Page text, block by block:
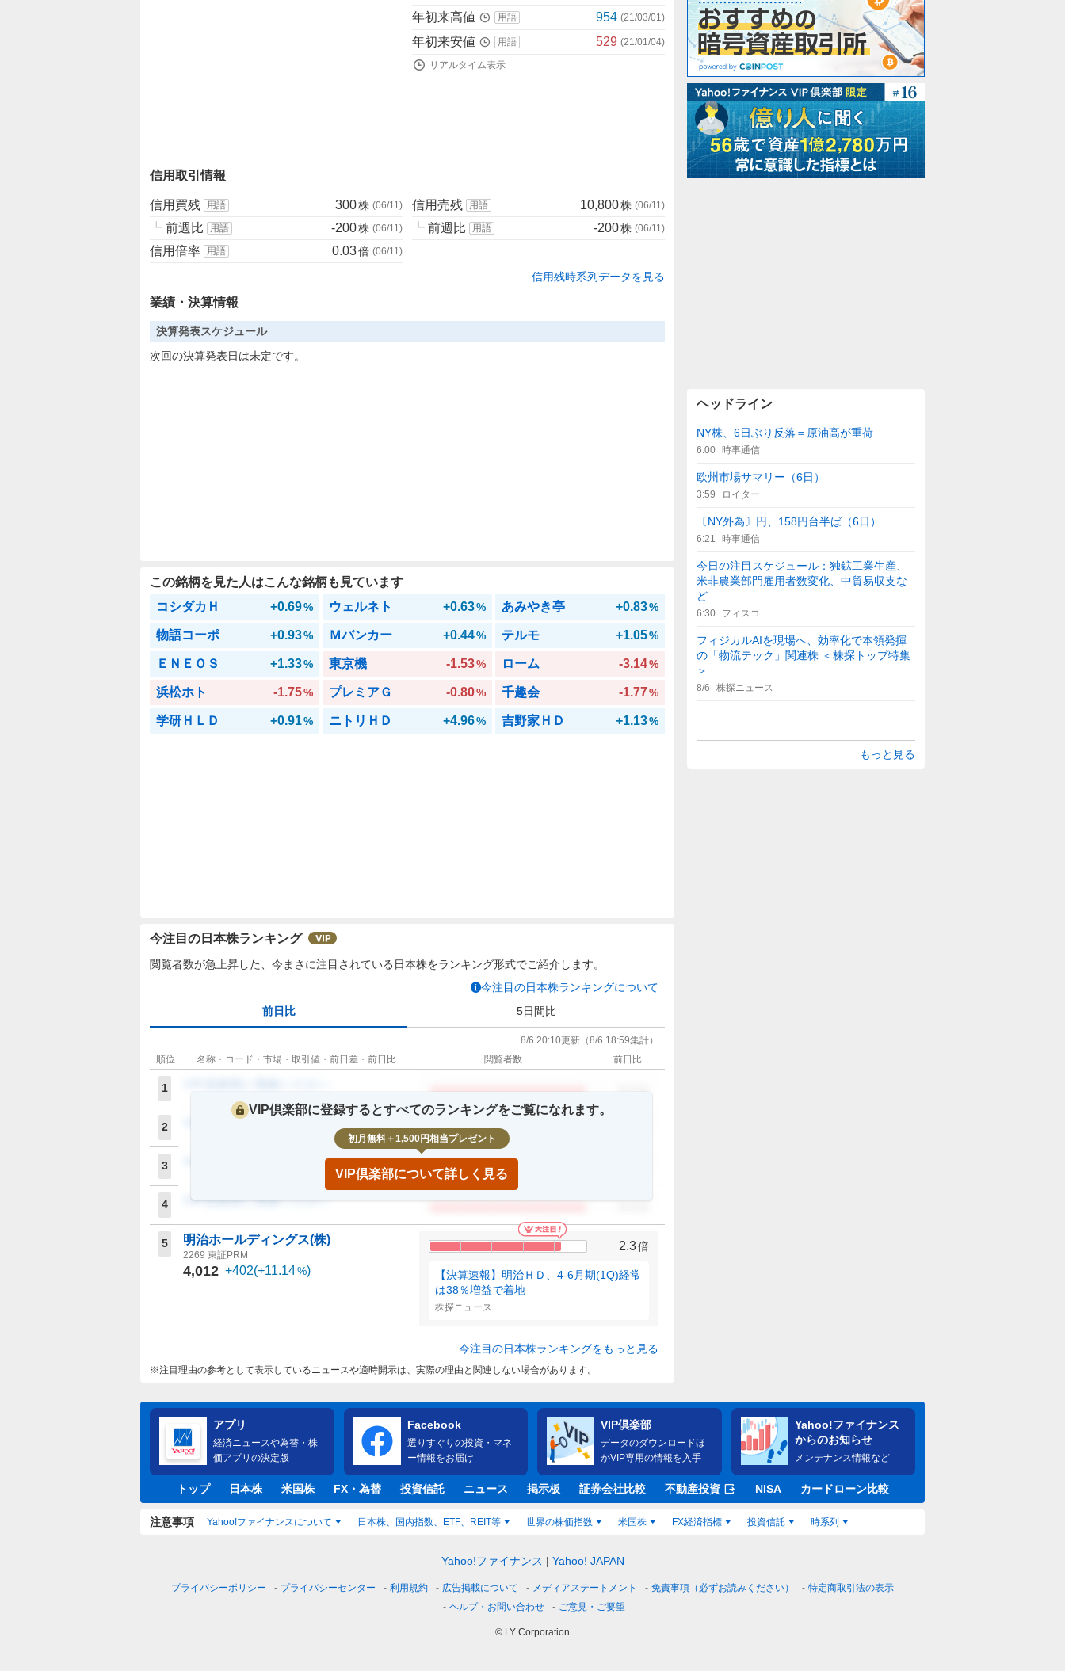
年初来高値 用語 954 (21/03/01 )
年初来安値 用語 529 (21/01/04)
リアルタイム表示
信用取引情報
信用買残 用語 300株 (06/11 )
┗ 前週比 用語 -200株 (06/11 )
信用倍率 用語 0.03倍 (06/11 )
信用売残 用語 10,800株 (06/11 )
┗ 前週比 用語 -200株 (06/11 )
信用残時系列データを見る
業績・決算情報
決算発表スケジュール
次回の決算発表日は未定です。
この銘柄を見た人はこんな銘柄も見ています
コシダカＨ
+0.69% ウェルネト +0.63% あみやき亭 +0.83%
物語コーポ +0.93% Ｍバンカー +0.44% テルモ +1.05%
ＥＮＥＯＳ +1.33% 東京機 -1.53% ローム -3.14%
浜松ホト -1.75% プレミアＧ -0.80% 千趣会 -1.77%
学研ＨＬＤ +0.91% ニトリＨＤ +4.96% 吉野家ＨＤ +1.13%
今注目の日本株ランキング
閲覧者数が急上昇した、今まさに注目されている日本株をランキング形式でご紹介します。
今注目の日本株ランキングについて
前日比
5日間比
8/6 20:10更新 （8/6 18:59集計）
順位
名称・コード・市場・取引値・前日差・前日比 閲覧者数 前日比
1
2 VIP倶楽部に登録ください
3 VIP倶楽部に登録ください
4 VIP倶楽部に登録ください
5 明治ホールディングス(株)
2269 東証PRM
4,012 +402(+11.14%)
2.3倍
【決算速報】明治ＨＤ、4-6月期(1Q)経常
は38％増益で着地
株探ニュース
VIP倶楽部に登録するとすべてのランキングをご覧になれます。
初月無料＋1,500円相当プレゼント
VIP倶楽部について詳しく見る
今注目の日本株ランキングをもっと見る
注目理由の参考として表示しているニュースや適時開示は、実際の理由と関連しない場合があります。
ヘッドライン
NY株、6日ぶり反落＝原油高が重荷
6:00 時事通信
欧州市場サマリー（6日）
3:59 ロイター
〔NY外為〕円、158円台半ば（6日）
6:21 時事通信
今日の注目スケジュール：独鉱工業生産、
米非農業部門雇用者数変化、中貿易収支な
ど
6:30 フィスコ
フィジカルAIを現場へ、効率化で本領発揮
の「物流テック」関連株 ＜株探トップ特集
＞
8/6 株探ニュース
もっと見る
アプリ
経済ニュースや為替・株
価アプリの決定版
Facebook
選りすぐりの投資・マネ
ー情報をお届け
VIP倶楽部
データのダウンロードほ
かVIP専用の情報を入手
Yahoo!ファイナンス
からのお知らせ
メンテナンス情報など
トップ 日本株 米国株 FX・為替 投資信託 ニュース 掲示板 証券会社比較 不動産投資 NISA カードローン比較
注意事項 Yahoo!ファイナンスについて 日本株、国内指数、ETF、REIT等 世界の株価指数 米国株 FX経済指標 投資信託 時系列
Yahoo!ファイナンス Yahoo! JAPAN
プライバシーポリシー プライバシーセンター 利用規約 広告掲載について メディアステートメント 免責事項（必ずお読みください）
特定商取引法の表示
ヘルプ・お問い合わせ
ご意見・ご要望
© LY Corporation